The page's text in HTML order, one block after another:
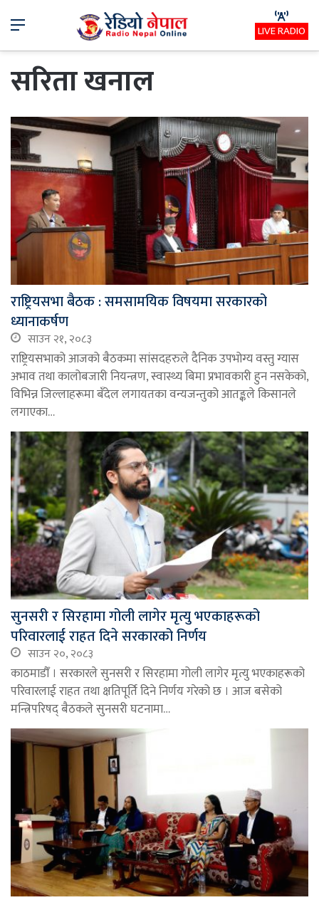
Menu LIVE RADIO
सरिता खनाल
राष्ट्रियसभा बैठक : समसामयिक विषयमा सरकारको
ध्यानाकर्षण
साउन २१, २०८३
राष्ट्रियसभाको आजको बैठकमा सांसदहरुले दैनिक उपभोग्य वस्तु ग्यास
अभाव तथा कालोबजारी नियन्त्रण, स्वास्थ्य बिमा प्रभावकारी हुन नसकेको,
विभिन्न जिल्लाहरूमा बँदेल लगायतका वन्यजन्तुको आतङ्कले किसानले
लगाएका…
सुनसरी र सिरहामा गोली लागेर मृत्यु भएकाहरूको
परिवारलाई राहत दिने सरकारको निर्णय
साउन २०, २०८३
काठमाडौँ । सरकारले सुनसरी र सिरहामा गोली लागेर मृत्यु भएकाहरूको
परिवारलाई राहत तथा क्षतिपूर्ति दिने निर्णय गरेको छ । आज बसेको
मन्त्रिपरिषद् बैठकले सुनसरी घटनामा…